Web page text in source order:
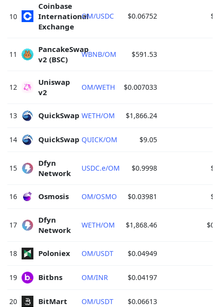
10
Coinbase
International
Exchange
OM/USDC $0.06752
11
PancakeSwap
v2 (BSC)
WBNB/OM $591.53
12
Uniswap
v2
OM/WETH $0.007033
13 QuickSwap WETH/OM $1,866.24
14 QuickSwap QUICK/OM $9.05
15
Dfyn
Network
USDC.e/OM $0.9998
16 Osmosis OM/OSMO $0.03981
17
Dfyn
Network
WETH/OM $1,868.46
18 Poloniex OM/USDT $0.04949
19 Bitbns OM/INR $0.04197
20 BitMart OM/USDT $0.06613